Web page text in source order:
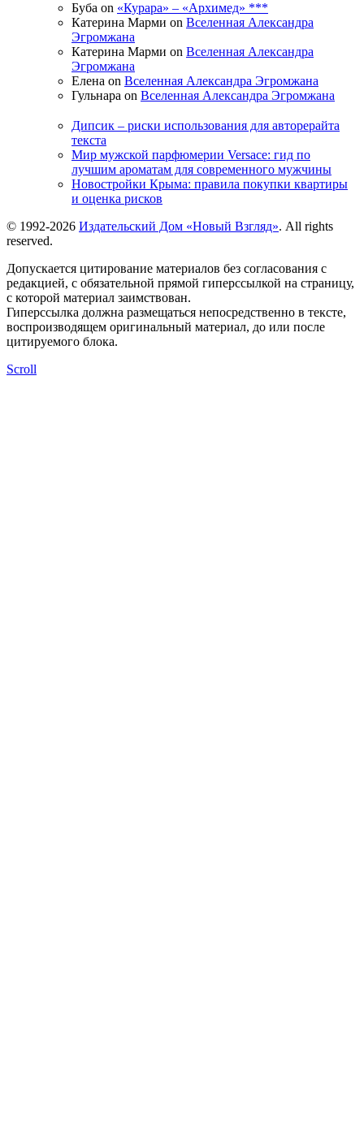
Буба on «Курара» – «Архимед» ***
Катерина Марми on Вселенная Александра
Эгромжана
Катерина Марми on Вселенная Александра
Эгромжана
Елена on Вселенная Александра Эгромжана
Гульнара on Вселенная Александра Эгромжана
Дипсик – риски использования для авторерайта
текста
Мир мужской парфюмерии Versace: гид по
лучшим ароматам для современного мужчины
Новостройки Крыма: правила покупки квартиры
и оценка рисков
© 1992-2026 Издательский Дом «Новый Взгляд». All rights
reserved.
Допускается цитирование материалов без согласования с
редакцией, с обязательной прямой гиперссылкой на страницу,
с которой материал заимствован.
Гиперссылка должна размещаться непосредственно в тексте,
воспроизводящем оригинальный материал, до или после
цитируемого блока.
Scroll